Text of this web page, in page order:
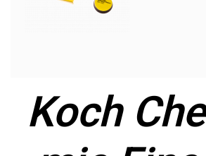
Koch Che